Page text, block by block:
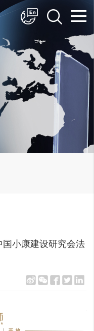
简体中文
English
小康建设研究会法